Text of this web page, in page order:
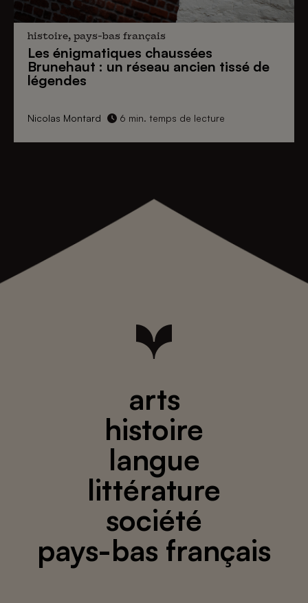
histoire, pays-bas français
Les énigmatiques chaussées
Brunehaut : un réseau ancien tissé de
légendes
Nicolas Montard 6 min. temps de lecture
arts
histoire
langue
littérature
société
pays-bas français